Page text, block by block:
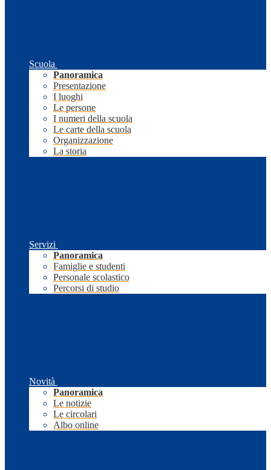
Scuola
Panoramica
Presentazione
I luoghi
Le persone
I numeri della scuola
Le carte della scuola
Organizzazione
La storia
Servizi
Panoramica
Famiglie e studenti
Personale scolastico
Percorsi di studio
Novità
Panoramica
Le notizie
Le circolari
Albo online